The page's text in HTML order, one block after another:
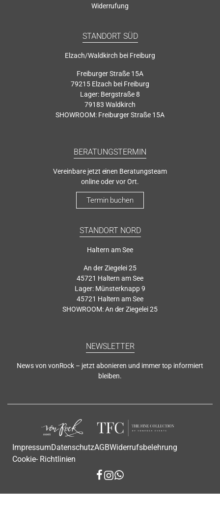
Widerrufung
STANDORT SÜD
Elzach/Waldkirch bei Freiburg
Freiburger Straße 15A
79215 Elzach bei Freiburg
Lager: Bergstraße 8
79183 Waldkirch
SHOWROOM: Freiburger Straße 15A
BERATUNGSTERMIN
Vereinbare jetzt einen Beratungsteam
online oder vor Ort.
Termin buchen
STANDORT NORD
Haltern am See
An der Ziegelei 25
45721 Haltern am See
Lager: Münsterknapp 9
45721 Haltern am See
SHOWROOM: An der Ziegelei 25
NEWSLETTER
News von vonRock – jetzt abonieren und immer top informiert
bleiben.
ImpressumDatenschutzAGBWiderrufsbelehrung
Cookie- Richtlinien